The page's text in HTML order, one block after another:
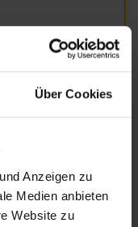
Über Cookies
Anzeigen zu
Medien anbieten
Website zu
16